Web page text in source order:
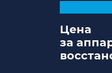
Цена
за